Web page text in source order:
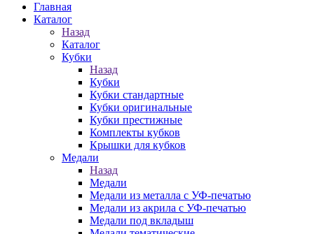
Главная
Каталог
Назад
Каталог
Кубки
Назад
Кубки
Кубки стандартные
Кубки оригинальные
Кубки престижные
Комплекты кубков
Крышки для кубков
Медали
Назад
Медали
Медали из металла с УФ-печатью
Медали из акрила с УФ-печатью
Медали под вкладыш